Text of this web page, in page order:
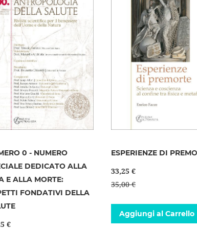
0 - NUMERO
DEDICATO ALLA
E ALLA MORTE:
FONDATIVI DELLA
€
ESPERIENZE DI
33,25 €
35,00 €
Aggiungi al Carrello